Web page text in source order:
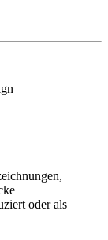
oder als